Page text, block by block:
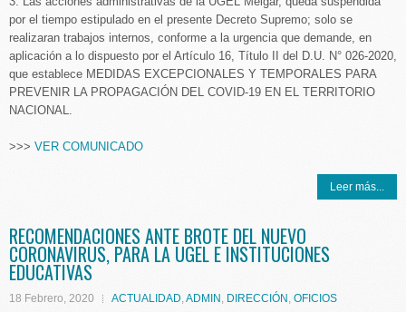
por el tiempo estipulado en el presente Decreto Supremo; solo se
realizaran trabajos internos, conforme a la urgencia que demande, en
aplicación a lo dispuesto por el Artículo 16, Título II del D.U. N° 026-2020,
que establece MEDIDAS EXCEPCIONALES Y TEMPORALES PARA
PREVENIR LA PROPAGACIÓN DEL COVID-19 EN EL TERRITORIO
NACIONAL.
>>> VER COMUNICADO
Leer más...
RECOMENDACIONES ANTE BROTE DEL NUEVO
CORONAVIRUS, PARA LA UGEL E INSTITUCIONES
EDUCATIVAS
18 Febrero, 2020 ACTUALIDAD,ADMIN , DIRECCIÓN , OFICIOS